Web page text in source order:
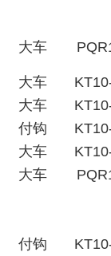
大车
大车
大车
付钩
大车
大车
付钩